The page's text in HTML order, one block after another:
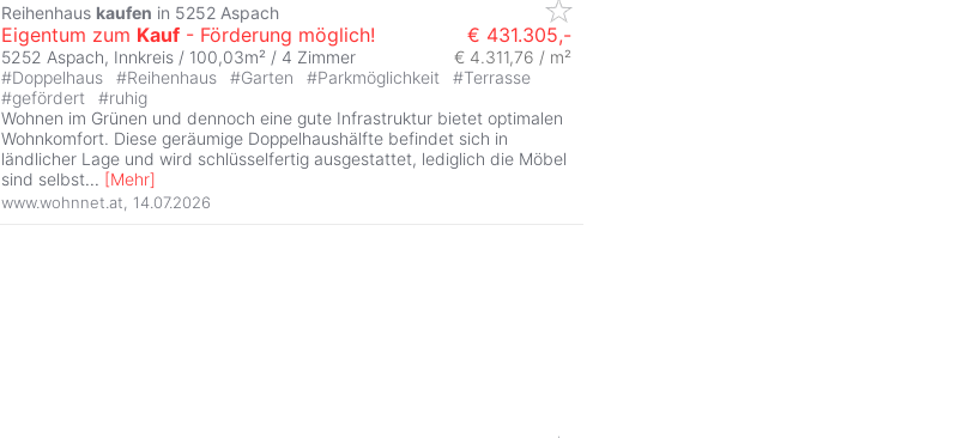
Reihenhaus kaufen in 5252 Aspach
Eigentum zum Kauf - Förderung möglich! € 431.305,-
5252 Aspach, Innkreis / 100,03m² / 4 Zimmer € 4.311,76 / m²
#Doppelhaus #Reihenhaus #Garten #Parkmöglichkeit #Terrasse
#gefördert #ruhig
Wohnen im Grünen und dennoch eine gute Infrastruktur bietet optimalen
Wohnkomfort. Diese geräumige Doppelhaushälfte befindet sich in
ländlicher Lage und wird schlüsselfertig ausgestattet, lediglich die Möbel
sind selbst... [Mehr]
www.wohnnet.at 14.07.2026